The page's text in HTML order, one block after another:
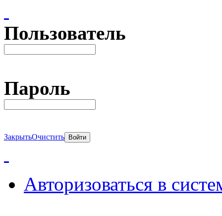
Пользователь
Пароль
ЗакрытьОчистить
Авторизоваться в